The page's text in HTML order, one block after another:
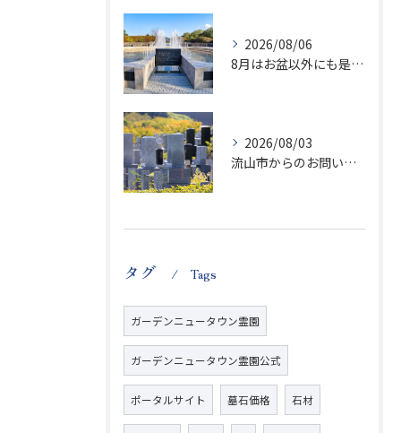
2026/08/06
8月はお盆以外にも是非ご供養の気持ちを！
2026/08/03
流山市からのお問い合わせが急増中です、かなり悪質な業者さんとお寺さんらしいです
タグ Tags
ガーデンニュータウン霊園
ガーデンニュータウン霊園公式
ポータルサイト 墓石価格 石材